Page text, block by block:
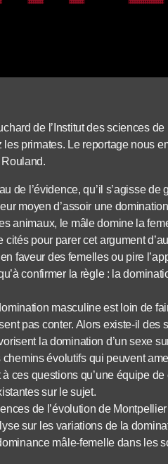
de l’Institut des sciences
primates. Le reportage nous
de l’évidence, qu’il s’agisse
moyen d’assoir une
animaux, le mâle domine la
pour parer cet argument
faveur des femelles ou pire
confirmer la règle : la
masculine est loin de
pas conter. Alors existe-il des
la domination d’un sexe
évolutifs qui peuvent
ces questions qu’une équipe
sur le sujet.
de l’évolution de
sur les variations de la
mâle-femelle dans les